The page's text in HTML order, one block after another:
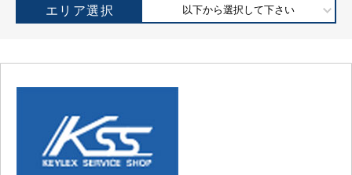
エリア選択 以下から選択して下さい